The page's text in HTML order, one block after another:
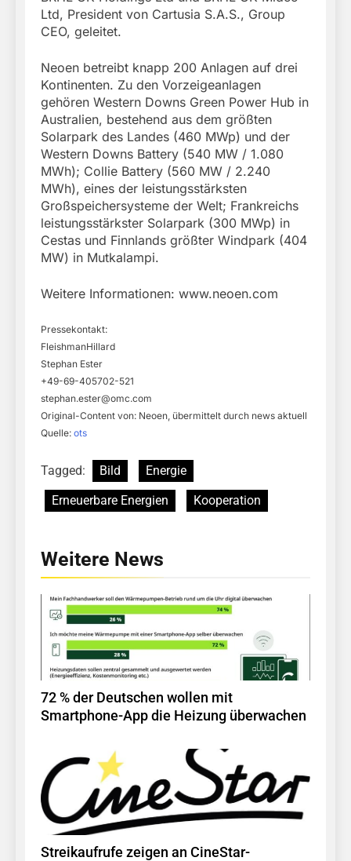
Ltd, President von Cartusia S.A.S., Group
CEO, geleitet.
Neoen betreibt knapp 200 Anlagen auf drei
Kontinenten. Zu den Vorzeigeanlagen
gehören Western Downs Green Power Hub in
Australien, bestehend aus dem größten
Solarpark des Landes (460 MWp) und der
Western Downs Battery (540 MW / 1.080
MWh); Collie Battery (560 MW / 2.240
MWh), eines der leistungsstärksten
Großspeichersysteme der Welt; Frankreichs
leistungsstärkster Solarpark (300 MWp) in
Cestas und Finnlands größter Windpark (404
MW) in Mutkalampi.
Weitere Informationen: www.neoen.com
Pressekontakt:
FleishmanHillard
Stephan Ester
+49-69-405702-521
stephan.ester@omc.com
Original-Content von: Neoen, übermittelt durch news aktuell
Quelle: ots
Tagged: Bild
Energie
Erneuerbare Energien
Kooperation
Weitere News
72 % der Deutschen wollen mit
Smartphone-App die Heizung überwachen
Streikaufrufe zeigen an CineStar-